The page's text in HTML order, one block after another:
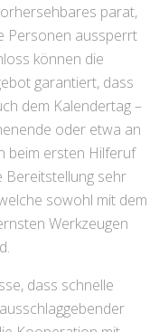
parat,
Personen aussperrt
können die
garantiert, dass
dem Kalendertag –
oder etwa an
beim ersten Hilferuf
Bereitstellung sehr
sowohl mit dem
Werkzeugen
dass schnelle